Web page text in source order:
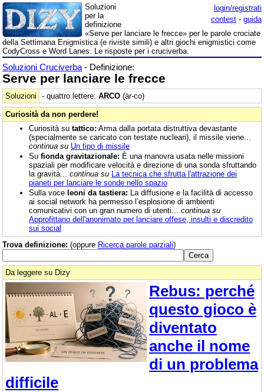
login/registrati
contest - guida
Soluzioni
per la
definizione
«Serve per lanciare le frecce» per le parole crociate
della Settimana Enigmistica (e riviste simili) e altri giochi enigmistici come
CodyCross e Word Lanes. Le risposte per i cruciverba.
Soluzioni Cruciverba - Definizione:
Serve per lanciare le frecce
Soluzioni - quattro lettere: ARCO (àr-co)
Curiosità da non perdere!
Curiosità su tattico: Arma dalla portata distruttiva devastante
(specialmente se caricato con testate nucleari), il missile viene...
continua su Un tipo di missile
Su fionda gravitazionale: È una manovra usata nelle missioni
spaziali per modificare velocità e direzione di una sonda sfruttando
la gravità... continua su La tecnica che sfrutta l'attrazione dei
pianeti per lanciare le sonde nello spazio
Sulla voce leoni da tastiera: La diffusione e la facilità di accesso
ai social network ha permesso l’esplosione di ambienti
comunicativi con un gran numero di utenti... continua su
Approfittano dell'anonimato per lanciare offese, insulti e discredito
sui social
Trova definizione: (oppure Ricerca parole parziali)
Da leggere su Dizy
Rebus: perché
questo gioco è
diventato
anche il nome
di un problema
difficile